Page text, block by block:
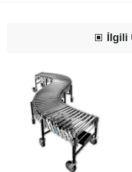
İlgili